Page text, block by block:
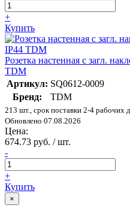
+
Купить
Розетка настенная с загл.
TDM
Артикул: SQ0612-0009
Бренд:
TDM
213 шт., срок поставки 2-4 рабочих
Обновлено 07.08.2026
Цена:
674.73 руб. / шт.
-
+
Купить
×